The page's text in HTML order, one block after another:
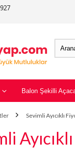
Balon Şekilli
Sevimli Ayıcıklı